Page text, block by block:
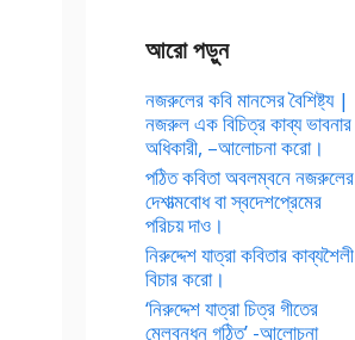
আরো পড়ুন
নজরুলের কবি মানসের বৈশিষ্ট্য |
নজরুল এক বিচিত্র কাব্য ভাবনার
অধিকারী, –আলোচনা করো।
পঠিত কবিতা অবলম্বনে নজরুলের
দেশাত্মবোধ বা স্বদেশপ্রেমের
পরিচয় দাও।
নিরুদ্দেশ যাত্রা কবিতার কাব্যশৈলী
বিচার করো।
‘নিরুদ্দেশ যাত্রা চিত্র গীতের
মেলবন্ধন গঠিত’ -আলোচনা